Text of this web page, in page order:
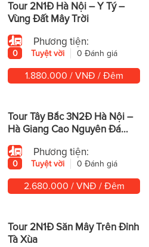
Tour 2N1Đ Hà Nội – Y Tý –
Vùng Đất Mây Trời
Phương tiện:
0 Tuyệt vời 0 Đánh giá
1.880.000 / VNĐ / Đêm
Tour Tây Bắc 3N2Đ Hà Nội –
Hà Giang Cao Nguyên Đá
Hùng Vĩ
Phương tiện:
0 Tuyệt vời 0 Đánh giá
2.680.000 / VNĐ / Đêm
Tour 2N1Đ Săn Mây Trên Đỉnh
Tà Xùa